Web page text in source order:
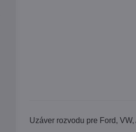
Uzáver rozvodu pre Ford,